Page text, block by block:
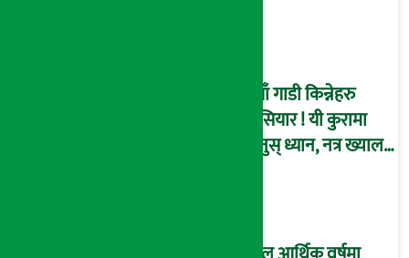
नयाँ गाडी किन्नेहरु
होसियार ! यी कुरामा
दिनुस् ध्यान, नत्र ख्याल